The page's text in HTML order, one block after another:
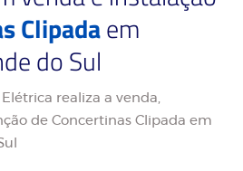
Clipadaem
do Sul
realiza a venda,
de Concertinas Clipada em